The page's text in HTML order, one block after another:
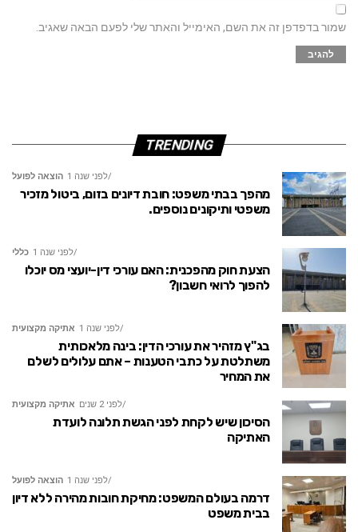
שמור בדפדפן זה את השם, האימייל והאתר שלי לפעם הבאה שאגיב.
TRENDING
הוצאה לפועל לפני שנה 1
מהפך בבתי משפט: חובת דיונים בזום, ביטול מזכיר
משפטי ותיקונים נוספים.
כללי לפני שנה 1
הצעת חוק מהפכנית: האם עורכי דין-יועצי מס יוכלו
להפוך לרואי חשבון?
אתיקה מקצועית לפני שנה 1
בג"ץ מזהיר את עורכי הדין: בינה מלאכותית
משתלטת על כתבי הטענות – אתם עלולים לשלם
את המחיר
אתיקה מקצועית לפני 2 שנים
הסיכון שיש לקחת לפני הגשת תלונה לועדת
האתיקה
הוצאה לפועל לפני שנה 1
דרמה בעולם המשפט: מחיקת חובות מהירה ללא דיון
בבית משפט